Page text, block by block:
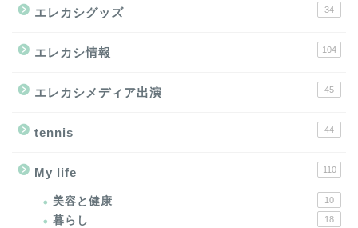
エレカシグッズ 34
エレカシ情報 104
エレカシメディア出演 45
tennis 44
My life 110
美容と健康 10
暮らし 18